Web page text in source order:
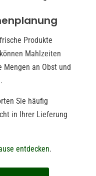
Produkte
Mahlzeiten
Mengen an Obst und
Sie häufig
in Ihrer Lieferung
entdecken.